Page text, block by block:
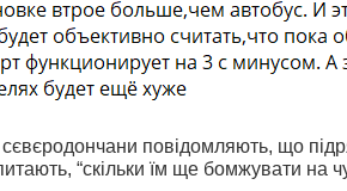
повідомляють, що
“скільки їм ще бомжувати на